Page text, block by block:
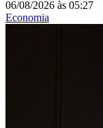
06/08/2026 às 05:27
Economia